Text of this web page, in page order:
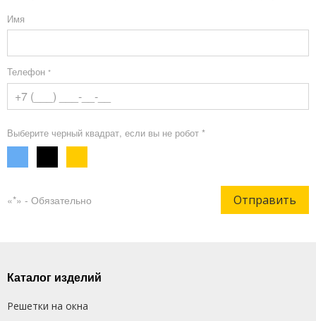
Имя
Телефон *
Выберите черный квадрат, если вы не робот *
«*» - Обязательно Отправить
Каталог изделий
Решетки на окна